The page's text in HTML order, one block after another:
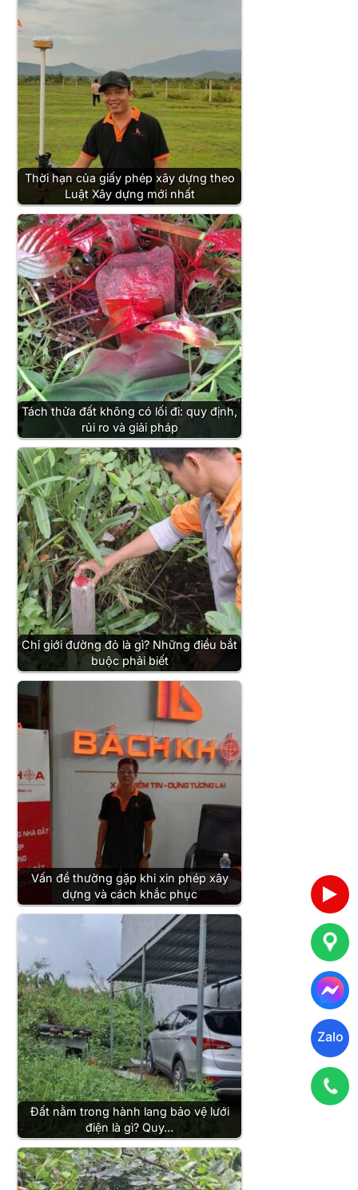
Thời hạn của giấy phép xây dựng theo
Luật Xây dựng mới nhất
Tách thửa đất không có lối đi: quy định,
rủi ro và giải pháp
Chỉ giới đường đỏ là gì? Những điều bắt
buộc phải biết
Vấn đề thường gặp khi xin phép xây
dựng và cách khắc phục
Đất nằm trong hành lang bảo vệ lưới
điện là gì? Quy…
Zalo